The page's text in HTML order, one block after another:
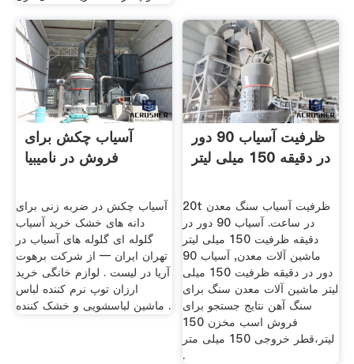
آسیاب چکش برای
فروش در نامیبیا
آسیاب چکش در ضربه زنی برای
دانه های خشک خرید آسیاب
گلوله ای گلوله های آسیاب در
تهران ايران — از شرکت برهوت
آریا در لیست . لوازم خانگی خرید
ارزان توپ نرم کننده لباس
ماشین لباسشویی و خشک کننده .
ظرفیت آسیاب 90 دور
در دقیقه 150 میلی لیتر
20t ظرفیت آسیاب سنگ معدن
در ساعت. آسیاب 90 دور در
دقیقه ظرفیت 150 میلی لیتر
ماشین آلات معدن, آسیاب 90
دور در دقیقه ظرفیت 150 میلی
لیتر ماشین آلات معدن سنگ برای
سنگ آهن نتایج جستجو برای
فروش اسب مخزن 150
لیتر،قطر خروجی 150 میلی متر
.